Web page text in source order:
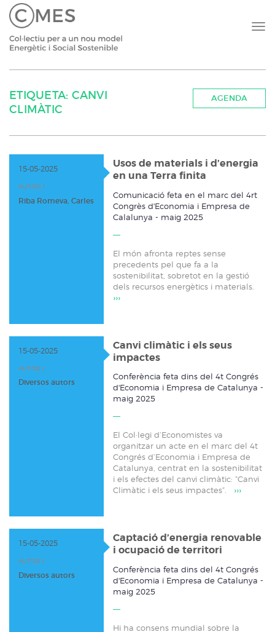
ETIQUETA: CANVI
CLIMÀTIC
AGENDA
15-05-2025
AUTOR /
Riba Romeva, Carles
Usos de materials i d’energia
en una Terra finita
Comunicació feta en el marc del 4rt
Congrès d'Economia i Empresa de
Calalunya - maig 2025
El món afronta reptes sense
precedents pel que fa a la
sostenibilitat, sobretot en la gestió
dels recursos energètics i materials.
›››
15-05-2025
AUTOR /
Diversos autors
Canvi climàtic i els seus
impactes
Conferència feta dins del 4t Congrés
d'Economia i Empresa de Catalunya -
maig 2025
El Col·legi d’Economistes va
organitzar un acte en el marc del 4t
Congrés d’Economia i Empresa de
Catalunya, centrat en la sostenibilitat
i els efectes del canvi climàtic: ”Canvi
Climàtic i els seus impactes”. ›››
15-05-2025
AUTOR /
Diversos autors
Captació d’energia renovable
i ocupació de territori
Conferència feta dins del 4t Congrés
d'Economia i Empresa de Catalunya -
maig 2025
Hi ha consens mundial sobre la